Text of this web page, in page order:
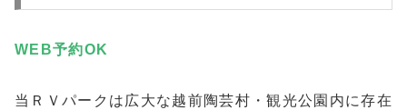
WEB予約OK
当ＲＶパークは広大な越前陶芸村・観光公園内に存在